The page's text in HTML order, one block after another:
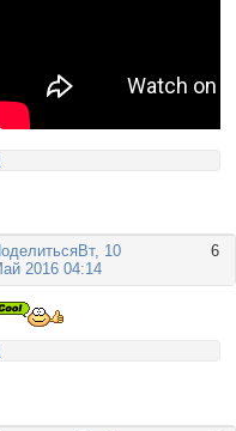
6
Вт, 10
2016 04:14